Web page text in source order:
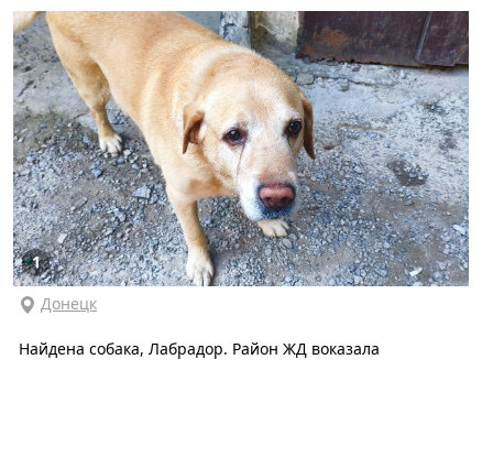
1
Донецк
Найдена собака, Лабрадор. Район ЖД воказала